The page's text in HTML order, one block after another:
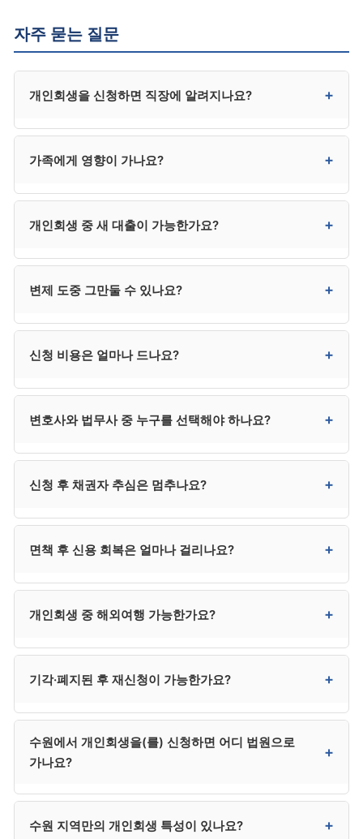
자주 묻는 질문
개인회생을 신청하면 직장에 알려지나요? +
압류가 진행 중이었다면 회사가 이미 인지하고 있을 수
통해 인지될 수 있습니다.
가족에게 영향이 가나요? +
자녀의 채무에는 영향이 없습니다. 다만 가족이 본인
남습니다.
개인회생 중 새 대출이 가능한가요? +
필요합니다. 무허가 신규 채무는 변제계획 위반이 되어
변제 도중 그만둘 수 있나요? +
회수되지 않으며, 채권자 추심이 재개됩니다. 사정
검토하시는 것이 안전합니다.
신청 비용은 얼마나 드나요? +
원으로 총 320만~430만 원 수준입니다. 법무사는 다소
분납이 가능한 사무소가 대부분입니다.
변호사와 법무사 중 누구를 선택해야 하나요? +
채권자 이의가 예상되거나 복잡한 사건은 변호사가
제한이 있어 분쟁 발생 시 변호사를 추가 선임해야 할 수
있어, 결과적으로 변호사가 더 효율적인 경우가
신청 후 채권자 추심은 멈추나요? +
정지됩니다. 추심이 임박한 경우 신청과 동시에
면책 후 신용 회복은 얼마나 걸리나요? +
기간 중에도 단계적 신용 회복이 가능하며, 본인의 거래
개인회생 중 해외여행 가능한가요? +
사유가 있어야 발령되며, 개인회생 신청 자체로 자동
기각·폐지된 후 재신청이 가능한가요? +
폐지된 경우 사정 변경 입증을 통해 재신청합니다. 다만
변제 능력이 회복되지 않은 상태로 재신청하면 다시
폐지될 위험이 있어, 개인파산도 함께 검토하시는 것이
수원에서 개인회생을(를) 신청하면 어디 법원으로
가나요?
+
장안 등 수원 전역이 수원회생법원 관할입니다. 다만
수원 지역만의 개인회생 특성이 있나요? +